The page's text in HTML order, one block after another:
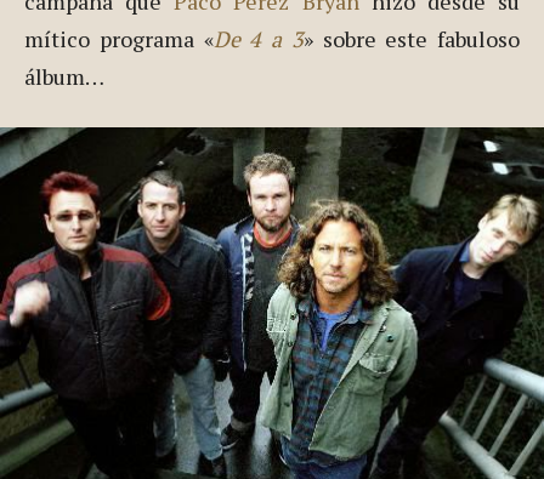
mítico programa «De 4 a 3» sobre este fabuloso
álbum…